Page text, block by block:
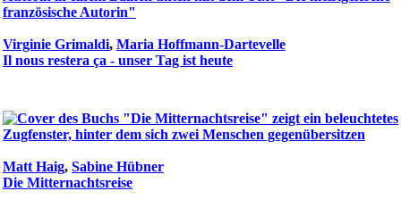
Virginie Grimaldi, Maria Hoffmann-Dartevelle
Il nous restera ça - unser Tag ist heute
Matt Haig, Sabine Hübner
Die Mitternachtsreise